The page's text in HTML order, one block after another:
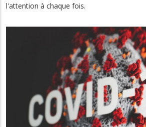
l'attention à chaque fois.